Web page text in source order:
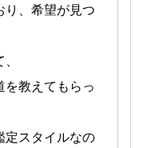
り、希望が見つ
を教えてもらっ
定スタイルなの